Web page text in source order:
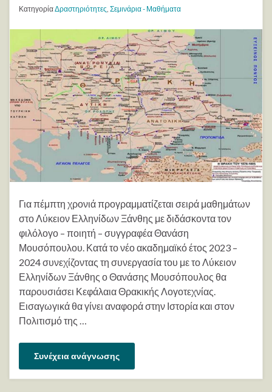
ΚατηγορίαΔραστηριότητες, Σεμινάρια - Μαθήματα
Για πέμπτη χρονιά προγραμματίζεται σειρά μαθημάτων
στο Λύκειον Ελληνίδων Ξάνθης με διδάσκοντα τον
φιλόλογο – ποιητή – συγγραφέα Θανάση
Μουσόπουλου. Κατά το νέο ακαδημαϊκό έτος 2023 –
2024 συνεχίζοντας τη συνεργασία του με το Λύκειον
Ελληνίδων Ξάνθης ο Θανάσης Μουσόπουλος θα
παρουσιάσει Κεφάλαια Θρακικής Λογοτεχνίας.
Εισαγωγικά θα γίνει αναφορά στην Ιστορία και στον
Πολιτισμό της …
Συνέχεια ανάγνωσης